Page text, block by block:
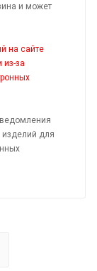
и может
на сайте
из-за
изделий для